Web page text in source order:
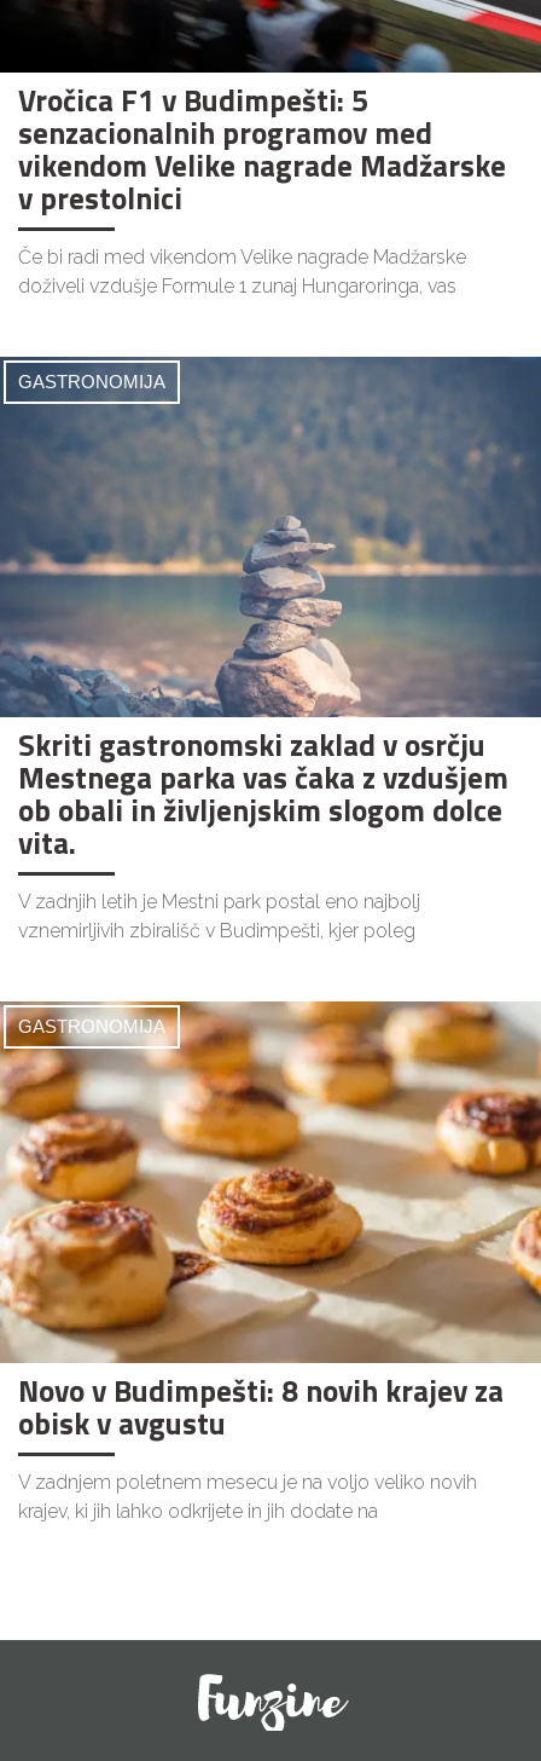
Vročica F1 v Budimpešti: 5
senzacionalnih programov med
vikendom Velike nagrade Madžarske
v prestolnici
Če bi radi med vikendom Velike nagrade Madžarske
doživeli vzdušje Formule 1 zunaj Hungaroringa, vas
GASTRONOMIJA
Skriti gastronomski zaklad v osrčju
Mestnega parka vas čaka z vzdušjem
ob obali in življenjskim slogom dolce
vita.
V zadnjih letih je Mestni park postal eno najbolj
vznemirljivih zbirališč v Budimpešti, kjer poleg
GASTRONOMIJA
Novo v Budimpešti: 8 novih krajev za
obisk v avgustu
V zadnjem poletnem mesecu je na voljo veliko novih
krajev, ki jih lahko odkrijete in jih dodate na